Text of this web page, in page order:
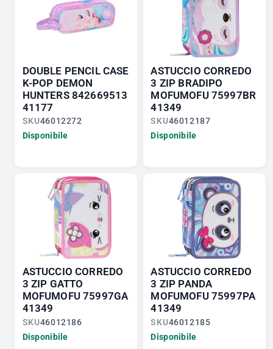
DOUBLE PENCIL CASE
K-POP DEMON
HUNTERS 842669513
41177
SKU46012272
Disponibile
ASTUCCIO CORREDO
3 ZIP BRADIPO
MOFUMOFU 75997BR
41349
SKU46012187
Disponibile
ASTUCCIO CORREDO
3 ZIP GATTO
MOFUMOFU 75997GA
41349
SKU46012186
Disponibile
ASTUCCIO CORREDO
3 ZIP PANDA
MOFUMOFU 75997PA
41349
SKU46012185
Disponibile